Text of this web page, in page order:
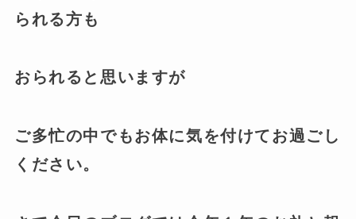
られる方も
おられると思いますが
ご多忙の中でもお体に気を付けてお過ごし
ください。